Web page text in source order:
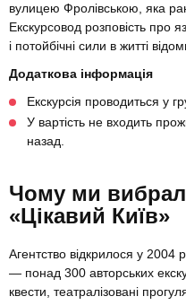
вулицею Фролівською, яка
Екскурсовод розповість про
і потойбічні сили в житті
Додаткова інформація
Екскурсія проводиться у
У вартість не входить
назад.
Чому ми
«Цікавий Київ»
Агентство відкрилося у 2004
— понад 300 авторських
квести, театралізовані